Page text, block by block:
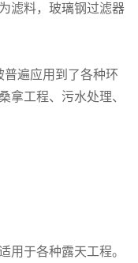
滤料，玻璃钢过滤器
遍应用到了各种环
拿工程、污水处理、
用于各种露天工程。